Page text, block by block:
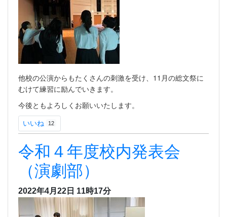
他校の公演からもたくさんの刺激を受け、11月の総文祭に
むけて練習に励んでいきます。
今後ともよろしくお願いいたします。
いいね 12
令和４年度校内発表会
（演劇部）
2022年4月22日 11時17分